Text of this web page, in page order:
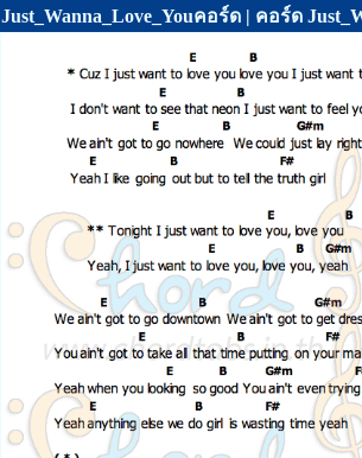
Just_Wanna_Love_Youคอร์ด | คอร์ด